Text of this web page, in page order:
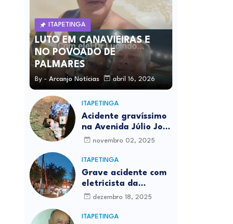
ITAPETINGA
LUTO EM CANAVIEIRAS E
NO POVOADO DE
PALMARES
By - Arcanjo Notícias abril 16, 2026
ITAPETINGA
Acidente gravíssimo
na Avenida Júlio José
Rodrigues deixa um
novembro 02, 2025
ITAPETINGA
Grave acidente com
eletricista da
Prefeitura é
Itapetinga
dezembro 18, 2025
ITAPETINGA